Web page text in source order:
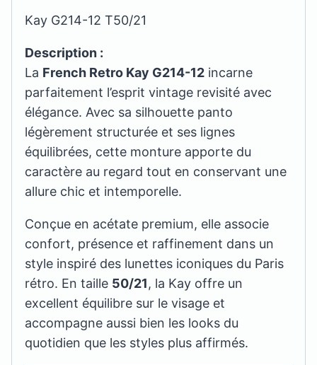
Kay G214-12 T50/21
Description :
La French Retro Kay G214-12 incarne
parfaitement l’esprit vintage revisité avec
élégance. Avec sa silhouette panto
légèrement structurée et ses lignes
équilibrées, cette monture apporte du
caractère au regard tout en conservant une
allure chic et intemporelle.
Conçue en acétate premium, elle associe
confort, présence et raffinement dans un
style inspiré des lunettes iconiques du Paris
rétro. En taille 50/21, la Kay offre un
excellent équilibre sur le visage et
accompagne aussi bien les looks du
quotidien que les styles plus affirmés.